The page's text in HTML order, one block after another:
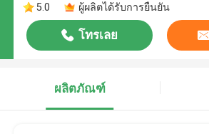
5.0
ผู้ผลิตได้รับการยืนยัน
โทรเลย
ผลิตภัณฑ์